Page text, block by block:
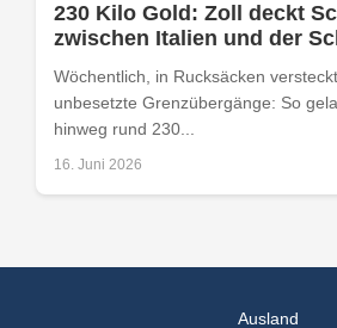
230 Kilo Gold: Zoll deckt
zwischen Italien und der
Wöchentlich, in Rucksäcken
unbesetzte Grenzübergänge: So
hinweg rund 230...
16. Juni 2026
Ausland